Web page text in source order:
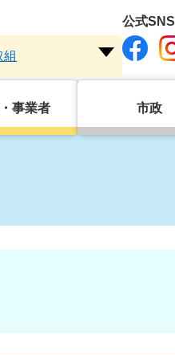
ー
組
公式SNS
事業者 市政